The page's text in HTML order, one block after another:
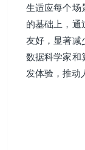
生适应每个场
的基础上，通
友好，显著减
数据科学家和
发体验，推动